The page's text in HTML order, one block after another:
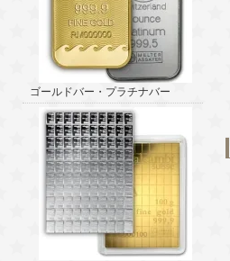
ゴールドバー・プラチナバー